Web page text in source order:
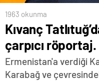
1963 okunma
Kıvanç
çarpıcı röportaj.
Ermenistan'a verdiği
Karabağ ve